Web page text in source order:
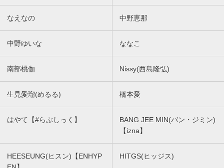
なえなの 中野恵那
中野ゆいな ななこ
南部桃伽 Nissy(西島隆弘)
生見愛瑠(めるる) 橋本愛
はやて【#らぶしっく】
BANG JEE MIN(バン・ジミン)
【izna】
HEESEUNG(ヒスン)【ENHYP
HITGS(ヒッジス)